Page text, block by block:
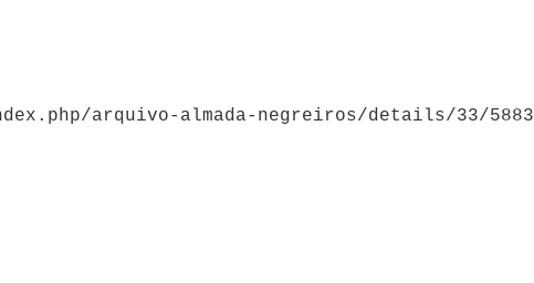
arquivo-almada-negreiros/details/33/5883